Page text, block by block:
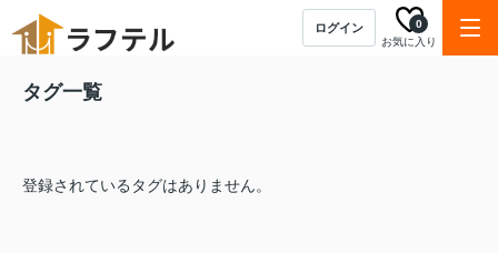
ログイン
お気に入り
0
タグ一覧
登録されているタグはありません。